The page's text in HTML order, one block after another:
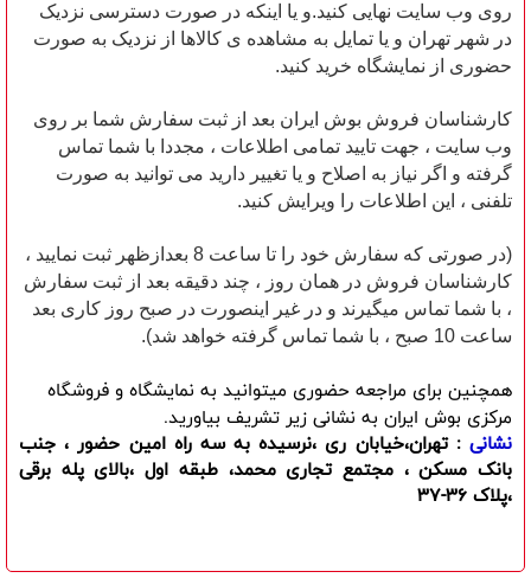
روی وب سایت نهایی کنید.و یا اینکه در صورت دسترسی نزدیک
در شهر تهران و یا تمایل به مشاهده ی کالاها از نزدیک به صورت
حضوری از نمایشگاه خرید کنید.
کارشناسان فروش بوش ایران بعد از ثبت سفارش شما بر روی
وب سایت ، جهت تایید تمامی اطلاعات ، مجددا با شما تماس
گرفته و اگر نیاز به اصلاح و یا تغییر دارید می توانید به صورت
تلفنی ، این اطلاعات را ویرایش کنید.
(در صورتی که سفارش خود را تا ساعت 8 بعدازظهر ثبت نمایید ،
کارشناسان فروش در همان روز ، چند دقیقه بعد از ثبت سفارش
، با شما تماس میگیرند و در غیر اینصورت در صبح روز کاری بعد
ساعت 10 صبح ، با شما تماس گرفته خواهد شد).
همچنین برای مراجعه حضوری میتوانید به نمایشگاه و فروشگاه
مرکزی بوش ایران به نشانی زیر تشریف بیاورید.
نشانی: تهران،خیابان ری ،نرسیده به سه راه امین حضور ، جنب
بانک مسکن ، مجتمع تجاری محمد، طبقه اول ،بالای پله برقی
،پلاک 36-37